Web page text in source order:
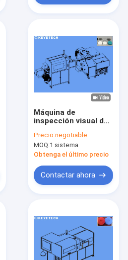
Máquina de
inspección visual de
Detectores en línea
con sistema de
conteo
Precio:negotiable
MOQ:1 sistema
Obtenga el último precio
Contactar ahora